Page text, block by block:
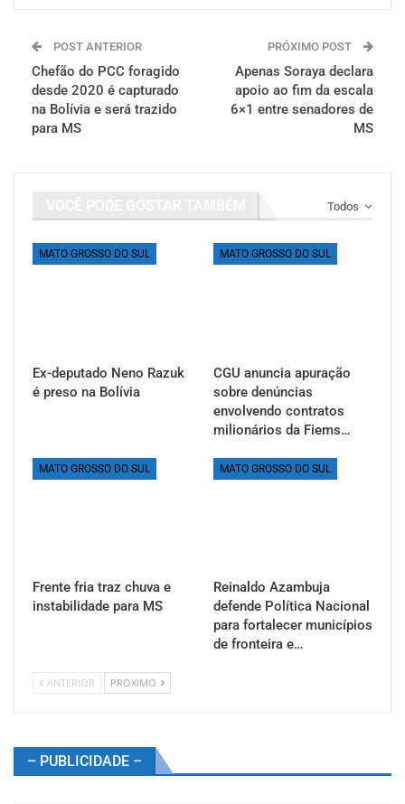
POST ANTERIOR
Chefão do PCC foragido
desde 2020 é capturado
na Bolívia e será trazido
para MS
PRÓXIMO POST
Apenas Soraya declara
apoio ao fim da escala
6×1 entre senadores de
MS
Todos
MATO GROSSO DO SUL
Ex-deputado Neno Razuk
é preso na Bolívia
MATO GROSSO DO SUL
CGU anuncia apuração
sobre denúncias
envolvendo contratos
milionários da Fiems…
MATO GROSSO DO SUL
Frente fria traz chuva e
instabilidade para MS
MATO GROSSO DO SUL
Reinaldo Azambuja
defende Política Nacional
para fortalecer municípios
de fronteira e…
ANTERIOR PROXIMO
– PUBLICIDADE –